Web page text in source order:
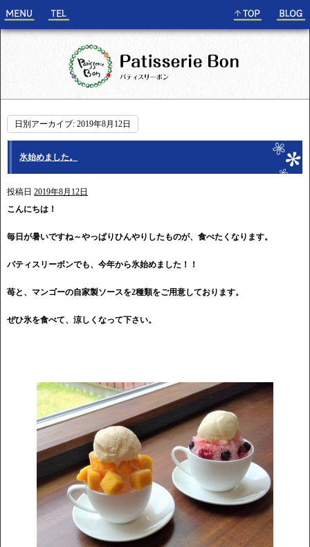
日別アーカイブ: 2019年8月12日
氷始めました。
投稿日 2019年8月12日
こんにちは！
毎日が暑いですね～やっぱりひんやりしたものが、食べたくなります。
パティスリーボンでも、今年から氷始めました！！
苺と、マンゴーの自家製ソースを2種類をご用意しております。
ぜひ氷を食べて、涼しくなって下さい。